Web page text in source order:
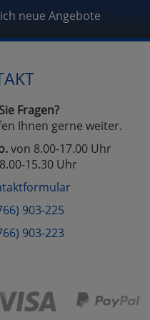
neue Angebote
Fragen?
Ihnen gerne weiter.
von 8.00-17.00 Uhr
15.30 Uhr
903-225
903-223